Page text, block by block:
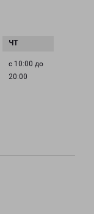
с 10:00 до
20:00